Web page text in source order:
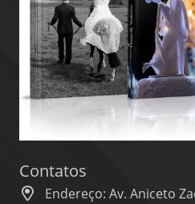
Contatos
Endereço: Av. Aniceto